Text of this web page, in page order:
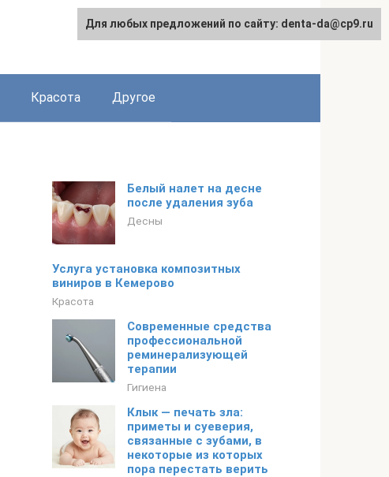
Красота Другое
Белый налет на десне
после удаления зуба
Десны
Услуга установка композитных
виниров в Кемерово
Красота
Современные средства
профессиональной
реминерализующей
терапии
Гигиена
Клык — печать зла:
приметы и суеверия,
связанные с зубами, в
некоторые из которых
пора перестать верить
Для любых предложений по сайту: denta-da@cp9.ru